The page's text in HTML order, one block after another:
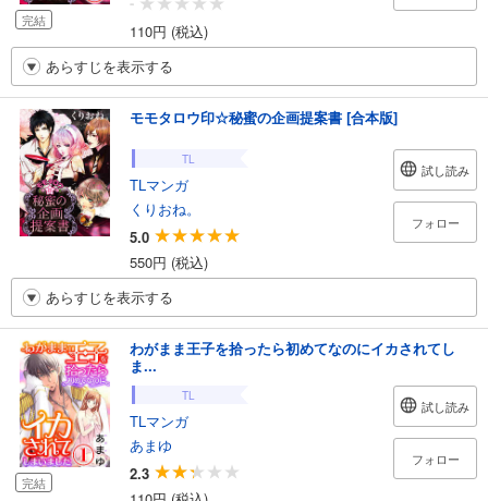
完結
110円 (税込)
あらすじを表示する
モモタロウ印☆秘蜜の企画提案書 [合本版]
TL
TLマンガ
くりおね。
5.0
550円 (税込)
試し読み
フォロー
あらすじを表示する
完結
わがまま王子を拾ったら初めてなのにイカされてし
ま...
TL
TLマンガ
あまゆ
2.3
試し読み
フォロー